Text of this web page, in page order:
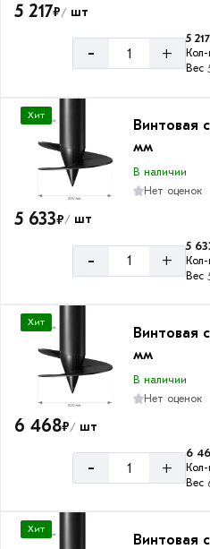
5 217₽/ шт
- +
5
Кол-
Вес
Хит
Винтовая
мм
В наличии
Нет оценок
5 633₽/ шт
- +
5
Кол-
Вес
Хит
Винтовая
мм
В наличии
Нет оценок
6 468₽/ шт
- +
6
Кол-
Вес
Хит
Винтовая